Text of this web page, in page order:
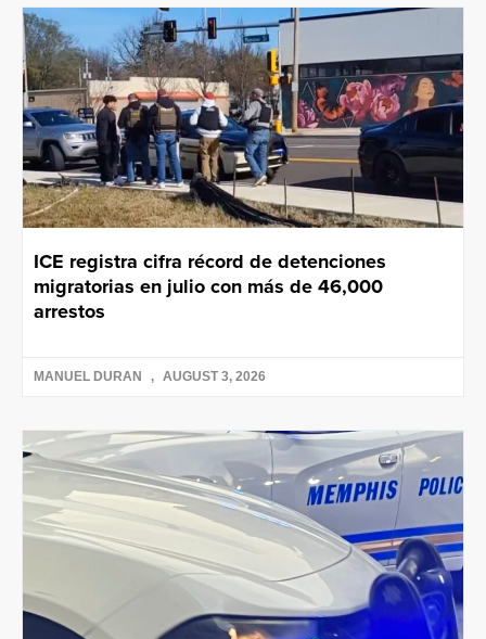
ICE registra cifra récord de detenciones
migratorias en julio con más de 46,000
arrestos
MANUEL DURAN AUGUST 3, 2026